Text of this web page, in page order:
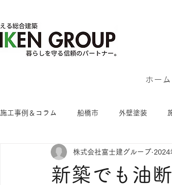
ホーム
施工事例＆コラム 船橋市 外壁塗装
新築でも油
株式会社富士建グループ 2024